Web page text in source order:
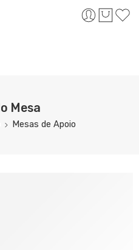
Mesa
Mesas de Apoio